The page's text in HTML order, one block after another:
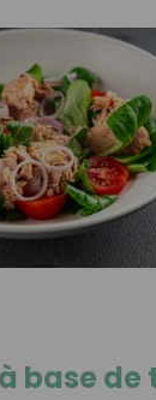
base de